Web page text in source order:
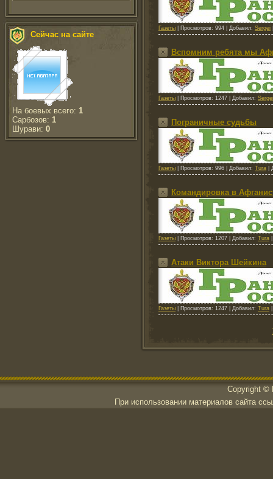
Сейчас на сайте
На боевых всего: 1
Сарбозов: 1
Шурави: 0
Газеты Просмотров: 994 Добавил: Sergei
Вспомним ребята мы
Газеты Просмотров: 1247 Добавил: Sergei
Пограничные судьбы
Газеты Просмотров: 996 Добавил: Tura
Командировка в
Газеты Просмотров: 1207 Добавил: Tura
Атаки Виктора Шейкина
Газеты Просмотров: 1247 Добавил: Tura
Copyright ©
При использовании материалов сайта